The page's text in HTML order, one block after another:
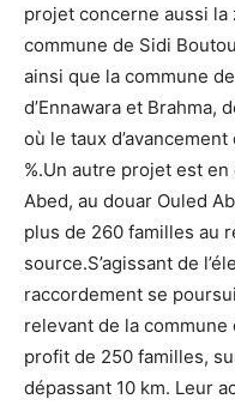
projet concerne aussi la
commune de Sidi
ainsi que la commune
d’Ennawara et Brahma,
où le taux
%.Un autre projet est
Abed, au douar Ouled
plus de 260 familles au
source.S’agissant de
raccordement se
relevant de la commune
profit de 250 familles,
dépassant 10 km. Leur